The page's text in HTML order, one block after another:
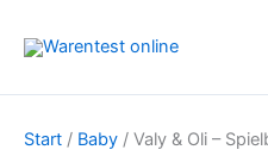
Inhalt
Start / Baby / Valy & Oli –